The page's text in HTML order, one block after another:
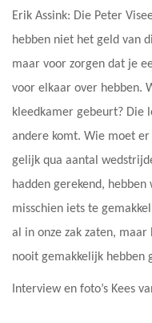
Erik Assink: Die Peter
hebben niet het geld van
maar voor zorgen dat je
voor elkaar over hebben.
kleedkamer gebeurt? Die
andere komt. Wie moet er
gelijk qua aantal
hadden gerekend,
misschien iets te
al in onze zak zaten,
nooit gemakkelijk hebben
Interview en foto’s Kees